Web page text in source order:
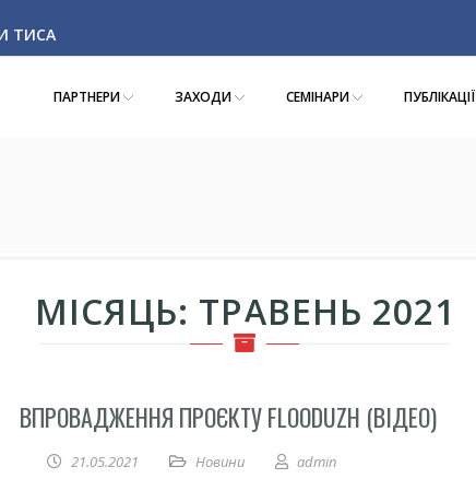
ТИСА
ПАРТНЕРИ ЗАХОДИ СЕМІНАРИ ПУБЛІКАЦІЇ
МІСЯЦЬ: ТРАВЕНЬ 2021
ВПРОВАДЖЕННЯ ПРОЄКТУ FLOODUZH (ВІДЕО)
21.05.2021 Новини admin